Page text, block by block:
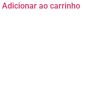
Adicionar ao carrinho